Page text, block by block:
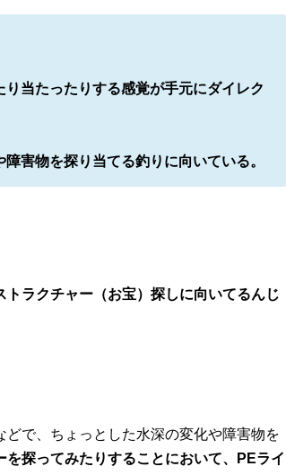
当たったりする感覚が手元にダイレク
害物を探り当てる釣りに向いている。
ラクチャー（お宝）探しに向いてるんじ
で、ちょっとした水深の変化や障害物を
探ってみたりすることにおいて、PEライ